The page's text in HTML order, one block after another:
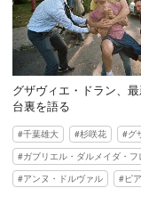
グザヴィエ・ドラン、
台裏を語る
千葉雄大 杉咲花 グ
ガブリエル・ダルメイダ・フ
アンヌ・ドルヴァル
ピ